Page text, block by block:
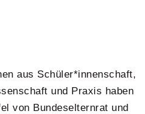
aus Schüler*innenschaft,
und Praxis haben
von Bundeselternrat und